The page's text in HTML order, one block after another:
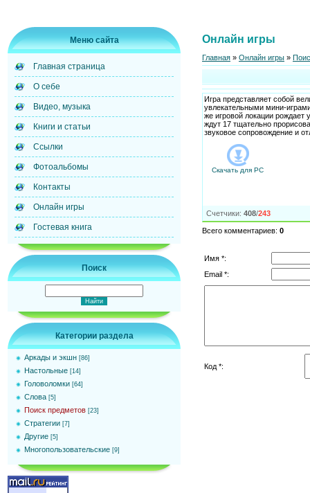
Меню сайта
Главная страница
О себе
Видео, музыка
Книги и статьи
Ссылки
Фотоальбомы
Контакты
Онлайн игры
Гостевая книга
Поиск
Категории раздела
Аркады и экшн [86]
Настольные [14]
Головоломки [64]
Слова [5]
Поиск предметов [23]
Стратегии [7]
Другие [5]
Многопользовательские [9]
Онлайн игры
Главная » Онлайн игры »
Игра представляет собой
увлекательными мини-
же игровой локации рождает
ждут 17 тщательно
звуковое сопровождение и
Скачать для PC
Счетчики: 408/243
Всего комментариев: 0
Имя *:
Email *:
Код *: